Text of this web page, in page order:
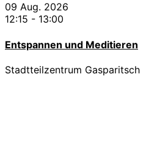
09 Aug. 2026
12:15 - 13:00
Entspannen und Meditieren
Stadtteilzentrum Gasparitsch